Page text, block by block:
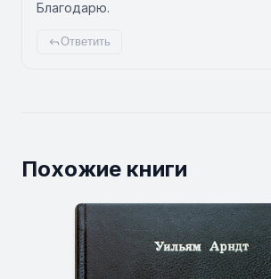
Благодарю.
Ответить
Похожие книги